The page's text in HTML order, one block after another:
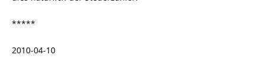
*****
2010-04-10